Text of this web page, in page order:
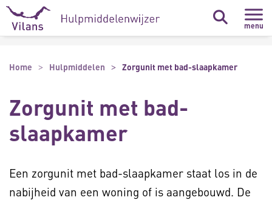
Naar hoofdinhoud
Naar footer
menu
Home Hulpmiddelen Zorgunit met bad-slaapkamer
Zorgunit met bad-
slaapkamer
Een zorgunit met bad-slaapkamer staat los in de
nabijheid van een woning of is aangebouwd. De